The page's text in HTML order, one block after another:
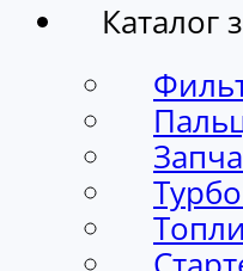
Каталог